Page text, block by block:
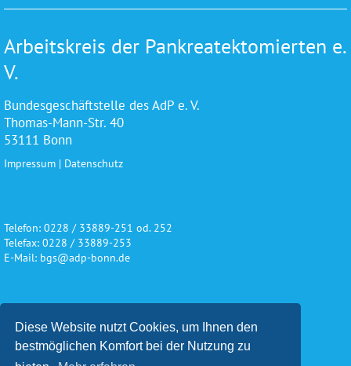
Diese Website nutzt Cookies, um Ihnen den
bestmöglichen Komfort bei der Nutzung zu
Arbeitskreis der Pankreatektomierten e.
V.
Bundesgeschäftstelle des AdP e. V.
Thomas-Mann-Str. 40
53111 Bonn
Impressum | Datenschutz
Telefon: 0228 / 33889-251 od. 252
Telefax: 0228 / 33889-253
E-Mail: bgs@adp-bonn.de
Wir danken für die freundliche
Unterstützung und Förderung